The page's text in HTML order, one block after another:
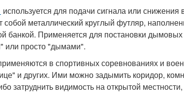
используется для подачи сигнала или снижения
собой металлический круглый футляр,
банкой. Применяется для постановки
или просто "дымами".
в спортивных соревнованиях и
и других. Ими можно задымить коридор,
затруднить видимость на открытой